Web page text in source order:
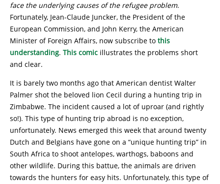
face the underlying causes of the refugee problem.
Fortunately, Jean-Claude Juncker, the President of the
European Commission, and John Kerry, the American
Minister of Foreign Affairs, now subscribe to this
understanding. This comic illustrates the problems short
and clear.
It is barely two months ago that American dentist Walter
Palmer shot the beloved lion Cecil during a hunting trip in
Zimbabwe. The incident caused a lot of uproar (and rightly
so!). This type of hunting trip abroad is no exception,
unfortunately. News emerged this week that around twenty
Dutch and Belgians have gone on a “unique hunting trip” in
South Africa to shoot antelopes, warthogs, baboons and
other wildlife. During this battue, the animals are driven
towards the hunters for easy hits. Unfortunately, this type of